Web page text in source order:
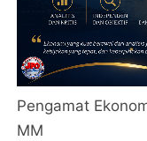
Pengamat
MM